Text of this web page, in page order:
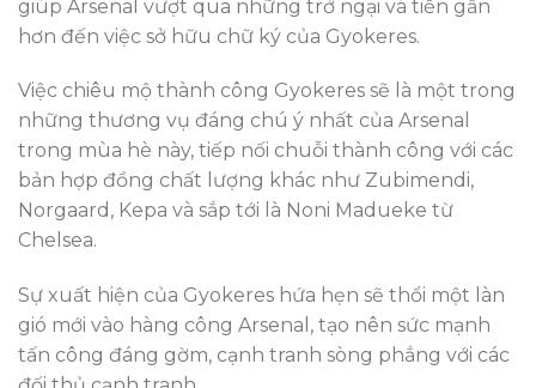
giúp Arsenal vượt qua những trở ngại và tiến gần
hơn đến việc sở hữu chữ ký của Gyokeres.
Việc chiêu mộ thành công Gyokeres sẽ là một trong
những thương vụ đáng chú ý nhất của Arsenal
trong mùa hè này, tiếp nối chuỗi thành công với các
bản hợp đồng chất lượng khác như Zubimendi,
Norgaard, Kepa và sắp tới là Noni Madueke từ
Chelsea.
Sự xuất hiện của Gyokeres hứa hẹn sẽ thổi một làn
gió mới vào hàng công Arsenal, tạo nên sức mạnh
tấn công đáng gờm, cạnh tranh sòng phẳng với các